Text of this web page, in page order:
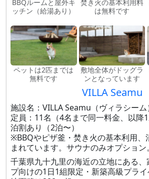
BBQルームと屋外キ
ッチン（給湯あり）
焚き火の基本利用料
は無料です
ペットは2匹までは
無料です
敷地全体がドッグラ
ンとなっています
VILLA Seamu
施設名：VILLA Seamu（ヴィラシーム
定員：11名（4名まで同一料金、以降
泊割あり（2泊〜）
※BBQやピザ釜・焚き火の基本利用、
まれています。サウナのみオプション。
千葉県九十九里の海近の立地にある
プ向けの1日1組限定・新築高級プラ